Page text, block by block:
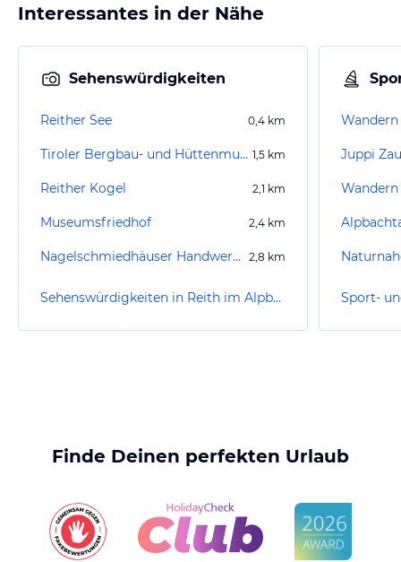
Interessantes in der Nähe
Sehenswürdigkeiten
Reither See 0,4 km
Tiroler Bergbau- und Hüttenmuseum 1,5 km
Reither Kogel 2,1 km
Museumsfriedhof 2,4 km
Nagelschmiedhäuser Handwerkskunst-Museum 2,8 km
Sehenswürdigkeiten in Reith im Alpbachtal
Juppi
Finde Deinen perfekten Urlaub